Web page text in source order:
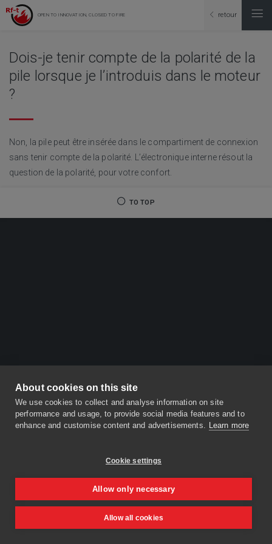
About cookies on this site
We use cookies to collect and analyse information on site
performance and usage, to provide social media features and to
enhance and customise content and advertisements. Learn more
Cookie settings
Allow only necessary
Allow all cookies
OPEN TO INNOVATION, CLOSED TO FIRE retour
Dois-je tenir compte de la polarité de la
pile lorsque je l’introduis dans le moteur
?
Non, la pile peut être insérée dans le compartiment de connexion
sans tenir compte de la polarité. L’électronique interne résout la
question de la polarité, pour votre confort.
TO TOP